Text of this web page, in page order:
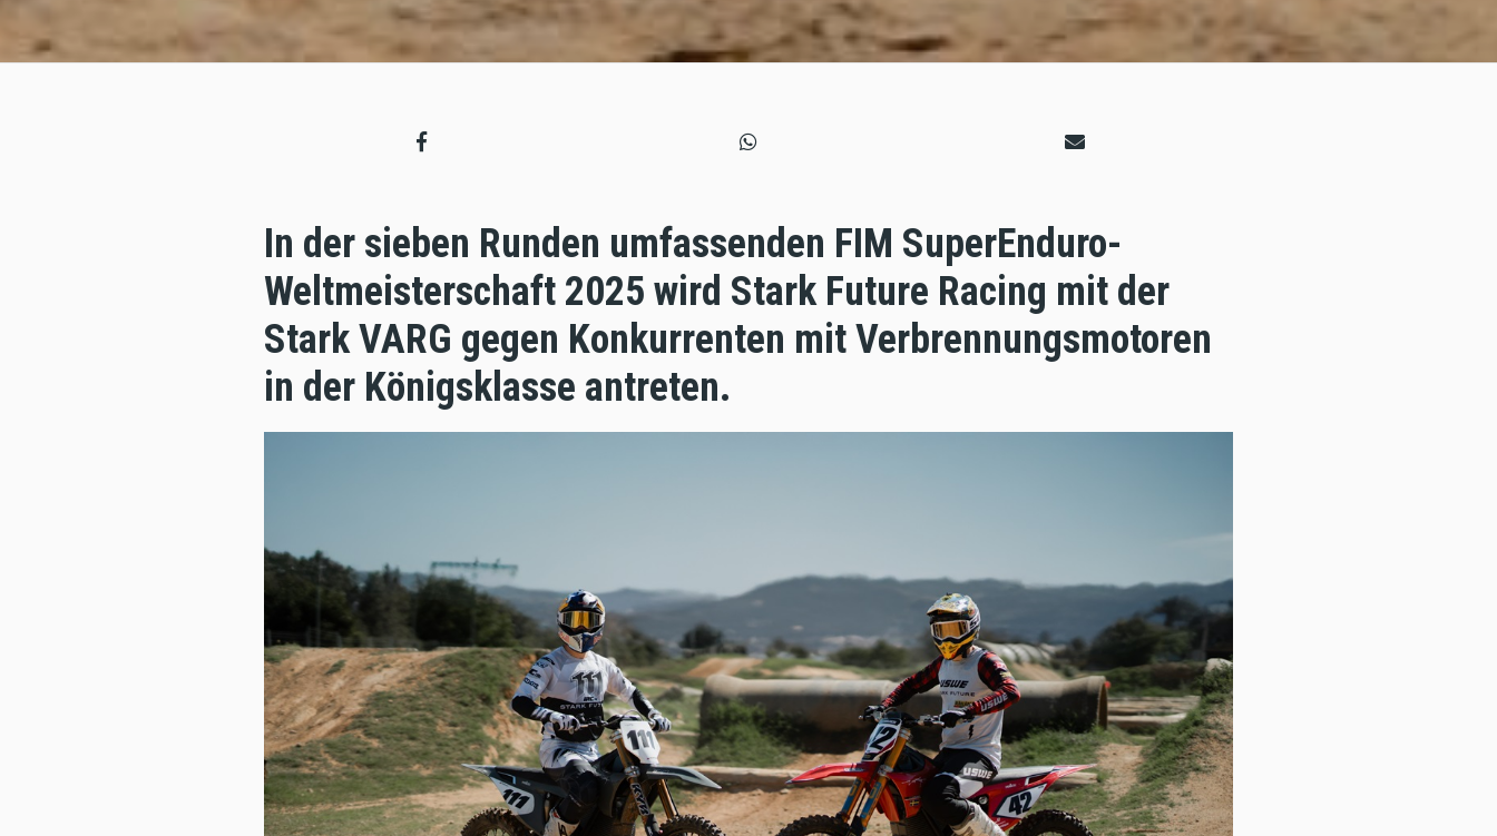
In der sieben Runden umfassenden FIM SuperEnduro-
Weltmeisterschaft 2025 wird Stark Future Racing mit der
Stark VARG gegen Konkurrenten mit Verbrennungsmotoren
in der Königsklasse antreten.